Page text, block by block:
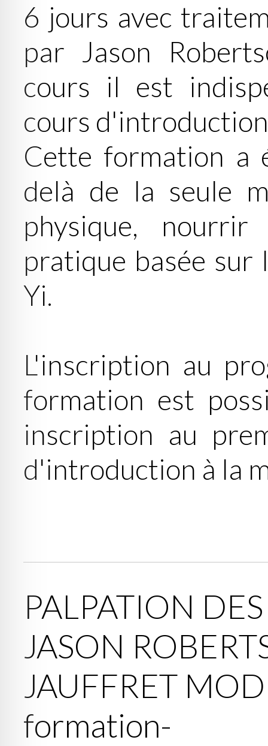
6 jours avec
par Jason
cours il est
cours
Cette formation a
delà de la seule
physique,
pratique basée
Yi.
L'inscription au
formation est
inscription au
d'introduction à la
PALPATION
JASON
JAUFFRET
formation-